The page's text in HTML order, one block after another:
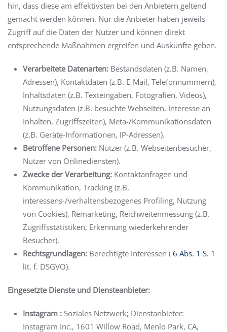
hin, dass diese am effektivsten bei den Anbietern geltend
gemacht werden können. Nur die Anbieter haben jeweils
Zugriff auf die Daten der Nutzer und können direkt
entsprechende Maßnahmen ergreifen und Auskünfte geben.
Verarbeitete Datenarten: Bestandsdaten (z.B. Namen,
Adressen), Kontaktdaten (z.B. E-Mail, Telefonnummern),
Inhaltsdaten (z.B. Texteingaben, Fotografien, Videos),
Nutzungsdaten (z.B. besuchte Webseiten, Interesse an
Inhalten, Zugriffszeiten), Meta-/Kommunikationsdaten
(z.B. Geräte-Informationen, IP-Adressen).
Betroffene Personen: Nutzer (z.B. Webseitenbesucher,
Nutzer von Onlinediensten).
Zwecke der Verarbeitung: Kontaktanfragen und
Kommunikation, Tracking (z.B.
interessens-/verhaltensbezogenes Profiling, Nutzung
von Cookies), Remarketing, Reichweitenmessung (z.B.
Zugriffsstatistiken, Erkennung wiederkehrender
Besucher).
Rechtsgrundlagen: Berechtigte Interessen ( 6 Abs. 1 S. 1
lit. f. DSGVO).
Eingesetzte Dienste und Diensteanbieter:
Instagram : Soziales Netzwerk; Dienstanbieter:
Instagram Inc., 1601 Willow Road, Menlo Park, CA,